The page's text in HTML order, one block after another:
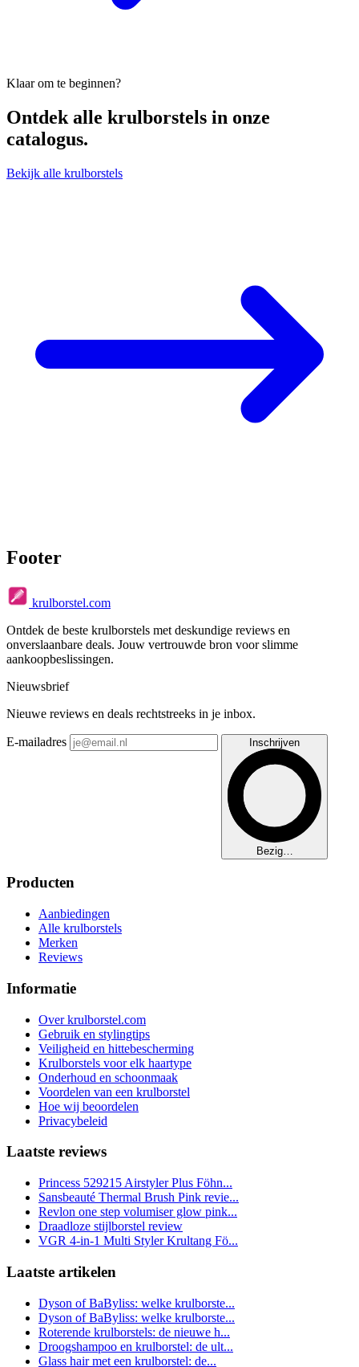
Klaar om te beginnen?
Ontdek alle krulborstels in onze
catalogus.
Bekijk alle krulborstels
Footer
krulborstel.com
Ontdek de beste krulborstels met deskundige reviews en
onverslaanbare deals. Jouw vertrouwde bron voor slimme
aankoopbeslissingen.
Nieuwsbrief
Nieuwe reviews en deals rechtstreeks in je inbox.
E-mailadres Inschrijven
Bezig…
Producten
Aanbiedingen
Alle krulborstels
Merken
Reviews
Informatie
Over krulborstel.com
Gebruik en stylingtips
Veiligheid en hittebescherming
Krulborstels voor elk haartype
Onderhoud en schoonmaak
Voordelen van een krulborstel
Hoe wij beoordelen
Privacybeleid
Laatste reviews
Princess 529215 Airstyler Plus Föhn...
Sansbeauté Thermal Brush Pink revie...
Revlon one step volumiser glow pink...
Draadloze stijlborstel review
VGR 4-in-1 Multi Styler Krultang Fö...
Laatste artikelen
Dyson of BaByliss: welke krulborste...
Dyson of BaByliss: welke krulborste...
Roterende krulborstels: de nieuwe h...
Droogshampoo en krulborstel: de ult...
Glass hair met een krulborstel: de...